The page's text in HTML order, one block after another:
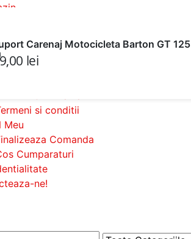
Noi
MARIMI Casti
si conditii
Meu
Comanda
Cumparaturi
ne!
Carenaj Motocicleta Barton GT 125
lei